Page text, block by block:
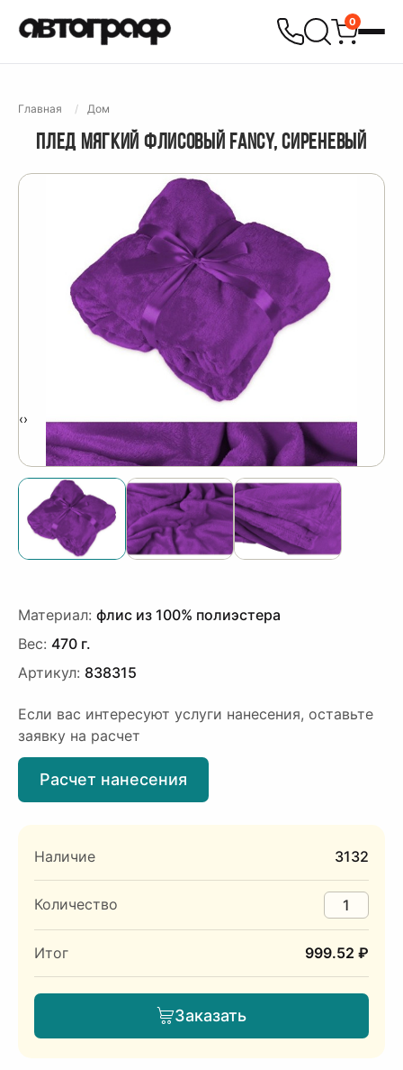
0
Главная Дом
ПЛЕД МЯГКИЙ ФЛИСОВЫЙ FANCY, СИРЕНЕВЫЙ
‹›
Материал: флис из 100% полиэстера
Вес: 470 г.
Артикул: 838315
Если вас интересуют услуги нанесения, оставьте
заявку на расчет
Расчет нанесения
Наличие 3132
Количество
Итог 999.52 ₽
Заказать